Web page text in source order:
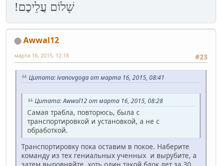
שָׁלוֹם עֲלֵיכֶם!
Awwal12
#23
марта 16, 2015, 12:18
Цитата: ivanovgoga от марта 16, 2015, 08:41
Цитата: Awwal12 от марта 16, 2015, 08:28
Самая трабла, повторюсь, была с
транспортировкой и установкой, а не с
обработкой.
Транспортировку пока оставим в покое. Наберите
команду из тех гениальных ученных и вырубите, а